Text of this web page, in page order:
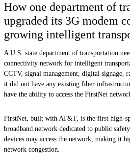
How one department of
upgraded its 3G modem
growing intelligent
A U.S. state department of transportation
connectivity network for intelligent
CCTV, signal management, digital signage,
it did not have any existing fiber
have the ability to access the FirstNet
FirstNet, built with AT&T, is the first high-
broadband network dedicated to public
devices may access the network, making it
network congestion.